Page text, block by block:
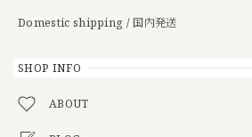
Domestic shipping / 国内発送
SHOP INFO
ABOUT